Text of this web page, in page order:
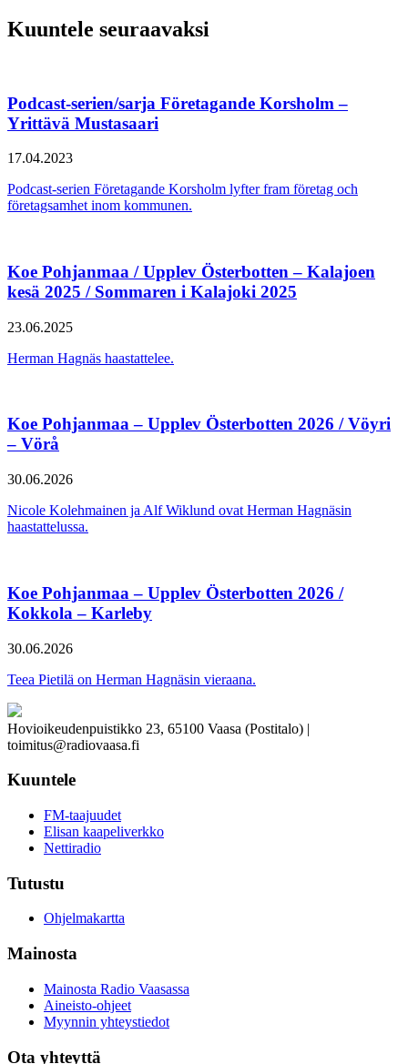
Kuuntele seuraavaksi
Podcast-serien/sarja Företagande Korsholm –
Yrittävä Mustasaari
17.04.2023
Podcast-serien Företagande Korsholm lyfter fram företag och
företagsamhet inom kommunen.
Koe Pohjanmaa / Upplev Österbotten – Kalajoen
kesä 2025 / Sommaren i Kalajoki 2025
23.06.2025
Herman Hagnäs haastattelee.
Koe Pohjanmaa – Upplev Österbotten 2026 / Vöyri
– Vörå
30.06.2026
Nicole Kolehmainen ja Alf Wiklund ovat Herman Hagnäsin
haastattelussa.
Koe Pohjanmaa – Upplev Österbotten 2026 /
Kokkola – Karleby
30.06.2026
Teea Pietilä on Herman Hagnäsin vieraana.
Hovioikeudenpuistikko 23, 65100 Vaasa (Postitalo) |
toimitus@radiovaasa.fi
Kuuntele
FM-taajuudet
Elisan kaapeliverkko
Nettiradio
Tutustu
Ohjelmakartta
Mainosta
Mainosta Radio Vaasassa
Aineisto-ohjeet
Myynnin yhteystiedot
Ota yhteyttä